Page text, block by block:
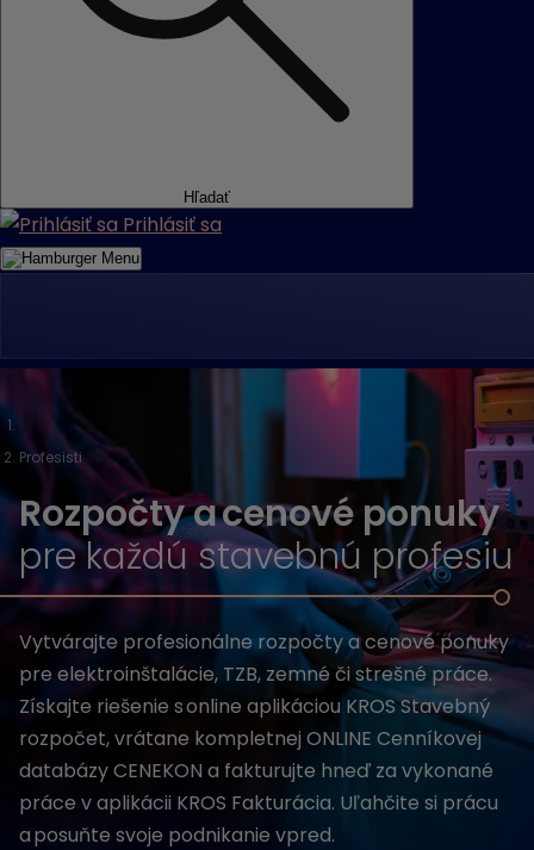
Hľadať
Prihlásiť sa
Menu
Profesisti
Rozpočty a cenové ponuky
pre každú stavebnú profesiu
Vytvárajte profesionálne rozpočty a cenové ponuky
pre elektroinštalácie, TZB, zemné či strešné práce.
Získajte riešenie s online aplikáciou KROS Stavebný
rozpočet, vrátane kompletnej ONLINE Cenníkovej
databázy CENEKON a fakturujte hneď za vykonané
práce v aplikácii KROS Fakturácia. Uľahčite si prácu
a posuňte svoje podnikanie vpred.